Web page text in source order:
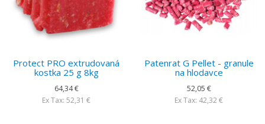
Protect PRO extrudovaná
kostka 25 g 8kg
64,34 €
Ex Tax: 52,31 €
Patenrat G Pellet - granule
na hlodavce
52,05 €
Ex Tax: 42,32 €